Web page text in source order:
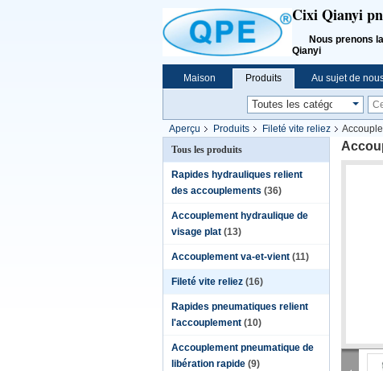
Cixi Qianyi
Nous prenons la
Qianyi
Maison Produits Au sujet de
Aperçu Produits Fileté vite reliez
Tous les produits
Rapides hydrauliques relient
des accouplements (36)
Accouplement hydraulique de
visage plat (13)
Accouplement va-et-vient (11)
Fileté vite reliez (16)
Rapides pneumatiques relient
l'accouplement (10)
Accouplement pneumatique de
libération rapide (9)